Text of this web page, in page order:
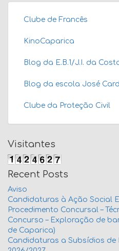
Clube de Francês
KinoCaparica
Blog da E.B.1/J.I. da
Blog da escola José
Clube da Proteção Civil
Visitantes
Recent Posts
Aviso
Candidaturas à Ação Social
Procedimento Concursal –
Concurso – Exploração de
de Caparica)
Candidaturas a Subsídios de